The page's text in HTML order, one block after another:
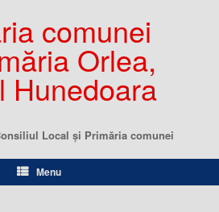
comunei
Orlea,
Hunedoara
Local şi Primăria comunei
Menu